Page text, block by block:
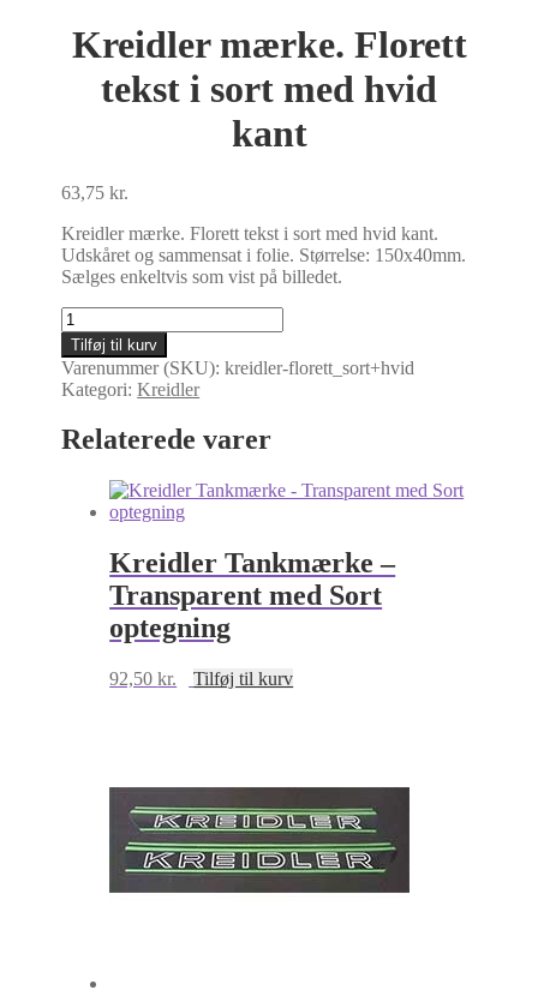
Kreidler mærke. Florett
tekst i sort med hvid
kant
63,75kr.
Kreidler mærke. Florett tekst i sort med hvid kant.
Udskåret og sammensat i folie. Størrelse: 150x40mm.
Sælges enkeltvis som vist på billedet.
Kreidler
mærke.
Florett
tekst
i
med
antal
Tilføj til kurv
Varenummer (SKU):kreidler-florett_sort+hvid
Kategori:Kreidler
Relaterede varer
Kreidler Tankmærke –
Transparent med Sort
optegning
92,50kr. Tilføj til kurv